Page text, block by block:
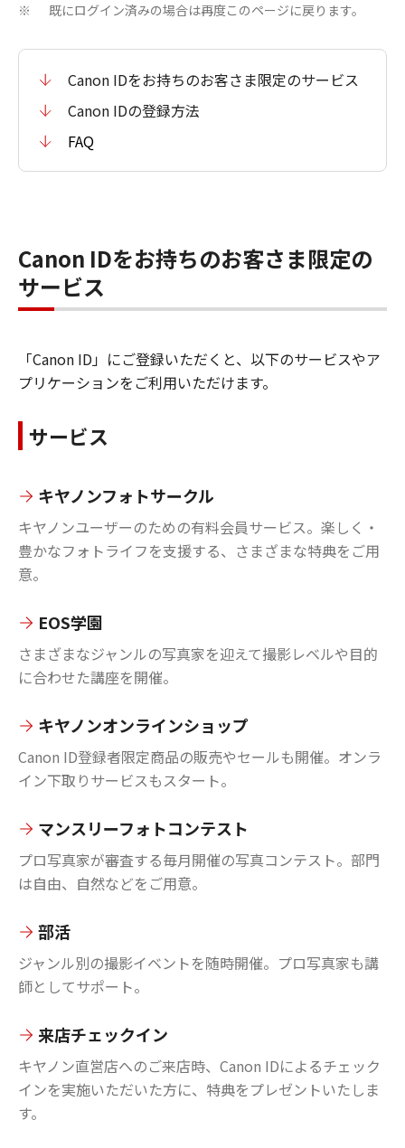
※ 既にログイン済みの場合は再度このページに戻ります。
Canon IDをお持ちのお客さま限定のサービス
Canon IDの登録方法
FAQ
Canon IDをお持ちのお客さま限定の
サービス
「Canon ID」にご登録いただくと、以下のサービスやア
プリケーションをご利用いただけます。
サービス
キヤノンフォトサークル
キヤノンユーザーのための有料会員サービス。楽しく・
豊かなフォトライフを支援する、さまざまな特典をご用
意。
EOS学園
さまざまなジャンルの写真家を迎えて撮影レベルや目的
に合わせた講座を開催。
キヤノンオンラインショップ
Canon ID登録者限定商品の販売やセールも開催。オンラ
イン下取りサービスもスタート。
マンスリーフォトコンテスト
プロ写真家が審査する毎月開催の写真コンテスト。部門
は自由、自然などをご用意。
部活
ジャンル別の撮影イベントを随時開催。プロ写真家も講
師としてサポート。
来店チェックイン
キヤノン直営店へのご来店時、Canon IDによるチェック
インを実施いただいた方に、特典をプレゼントいたしま
す。